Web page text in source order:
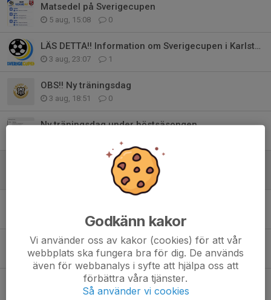
Matsedel på Sverigecupen
5 aug, 15:08 0
LÄS DETTA!! Information om Sverigecupen i Karlstad
3 aug, 23:07 1
OBS!! Ny träningsdag
3 aug, 18:51 0
Ny träningsdag under höstsäsongen
Obs!! Flyttad match
1
15 jun, 16:02 0
Påminnelse önskemål om sovkompisar
15 jun, 09:08 0
Packlista Nils Liedholm cup
14 jun, 22:25 0
Godkänn kakor
Vi använder oss av kakor (cookies) för att vår
webbplats ska fungera bra för dig. De används
även för webbanalys i syfte att hjälpa oss att
förbättra våra tjänster.
Så använder vi cookies